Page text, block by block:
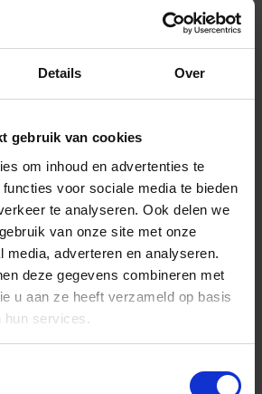
Details Over
gebruik van cookies
om inhoud en advertenties te
voor sociale media te bieden
te analyseren. Ook delen we
van onze site met onze
media, adverteren en analyseren.
deze gegevens combineren met
u aan ze heeft verzameld op basis
hun services.